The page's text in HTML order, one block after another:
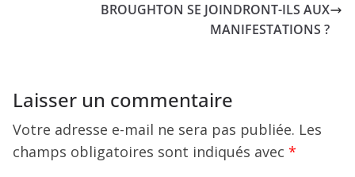
BROUGHTON SE JOINDRONT-ILS AUX
MANIFESTATIONS ?
Laisser un commentaire
Votre adresse e-mail ne sera pas publiée. Les
champs obligatoires sont indiqués avec *